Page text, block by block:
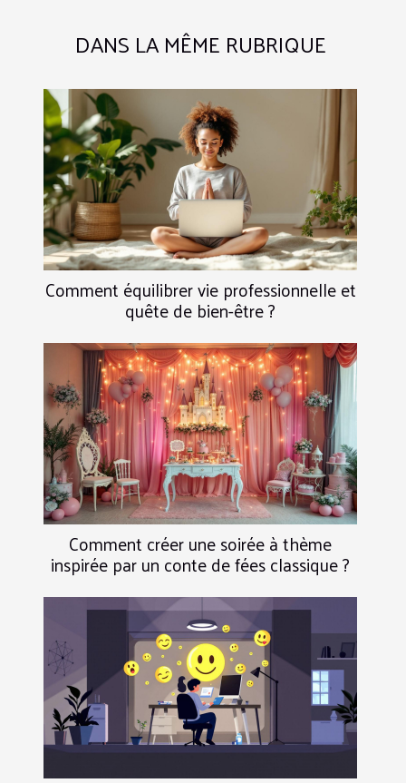
DANS LA MÊME RUBRIQUE
Comment équilibrer vie professionnelle et
quête de bien-être ?
Comment créer une soirée à thème
inspirée par un conte de fées classique ?